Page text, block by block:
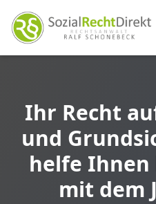
Ihr Recht
und
helfe Ihnen
mit dem